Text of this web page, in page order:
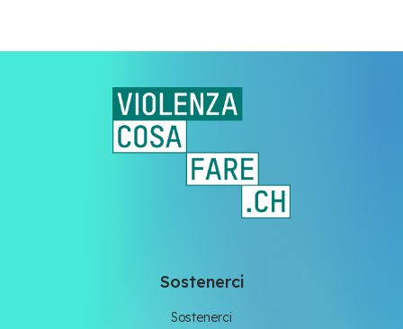
Sostenerci
Sostenerci